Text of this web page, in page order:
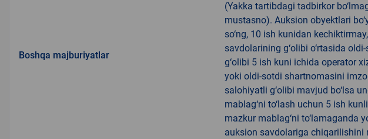
Boshqa majburiyatlar
(Yakka tartibdagi tadbirkor
mustasno). Auksion obyektlari
so‘ng, 10 ish kunidan
savdolarining g‘olibi o‘rtasida
g‘olibi 5 ish kuni ichida operator
yoki oldi-sotdi shartnomasini
salohiyatli g‘olibi mavjud bo‘lsa
mablag‘ni to‘lash uchun 5 ish
mazkur mablag‘ni to‘lamaganda
auksion savdolariga chiqarilishini